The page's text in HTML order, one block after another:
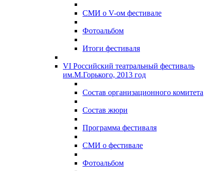
СМИ о V-ом фестивале
Фотоальбом
Итоги фестиваля
VI Российский театральный фестиваль
им.М.Горького, 2013 год
Состав организационного комитета
Состав жюри
Программа фестиваля
СМИ о фестивале
Фотоальбом